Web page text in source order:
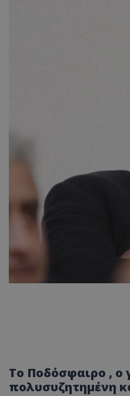
Το Ποδόσφαιρο , ο
πολυσυζητημένη